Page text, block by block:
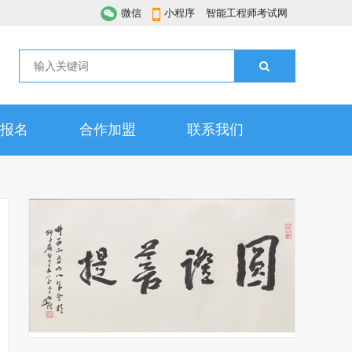
微信 小程序 智能工程师考试网
名 合作加盟 联系我们